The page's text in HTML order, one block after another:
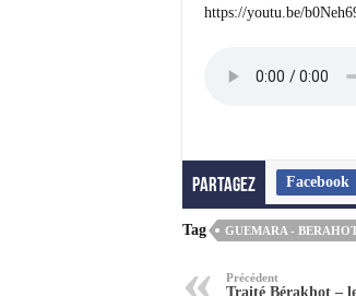
https://youtu.be/
Partagez Facebook
Tag GUEMARA -
Précédent
Traité Bérakhot –